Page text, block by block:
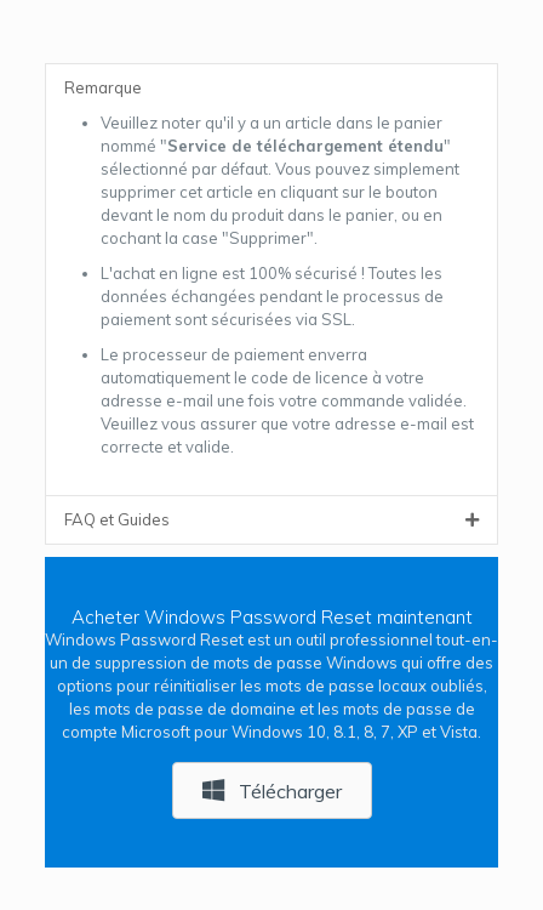
Remarque
Veuillez noter qu'il y a un article dans le panier
nommé "Service de téléchargement étendu"
sélectionné par défaut. Vous pouvez simplement
supprimer cet article en cliquant sur le bouton
devant le nom du produit dans le panier, ou en
cochant la case "Supprimer".
L'achat en ligne est 100% sécurisé ! Toutes les
données échangées pendant le processus de
paiement sont sécurisées via SSL.
Le processeur de paiement enverra
automatiquement le code de licence à votre
adresse e-mail une fois votre commande validée.
Veuillez vous assurer que votre adresse e-mail est
correcte et valide.
FAQ et Guides
Acheter Windows Password Reset maintenant
Windows Password Reset est un outil professionnel tout-en-
un de suppression de mots de passe Windows qui offre des
options pour réinitialiser les mots de passe locaux oubliés,
les mots de passe de domaine et les mots de passe de
compte Microsoft pour Windows 10, 8.1, 8, 7, XP et Vista.
Télécharger